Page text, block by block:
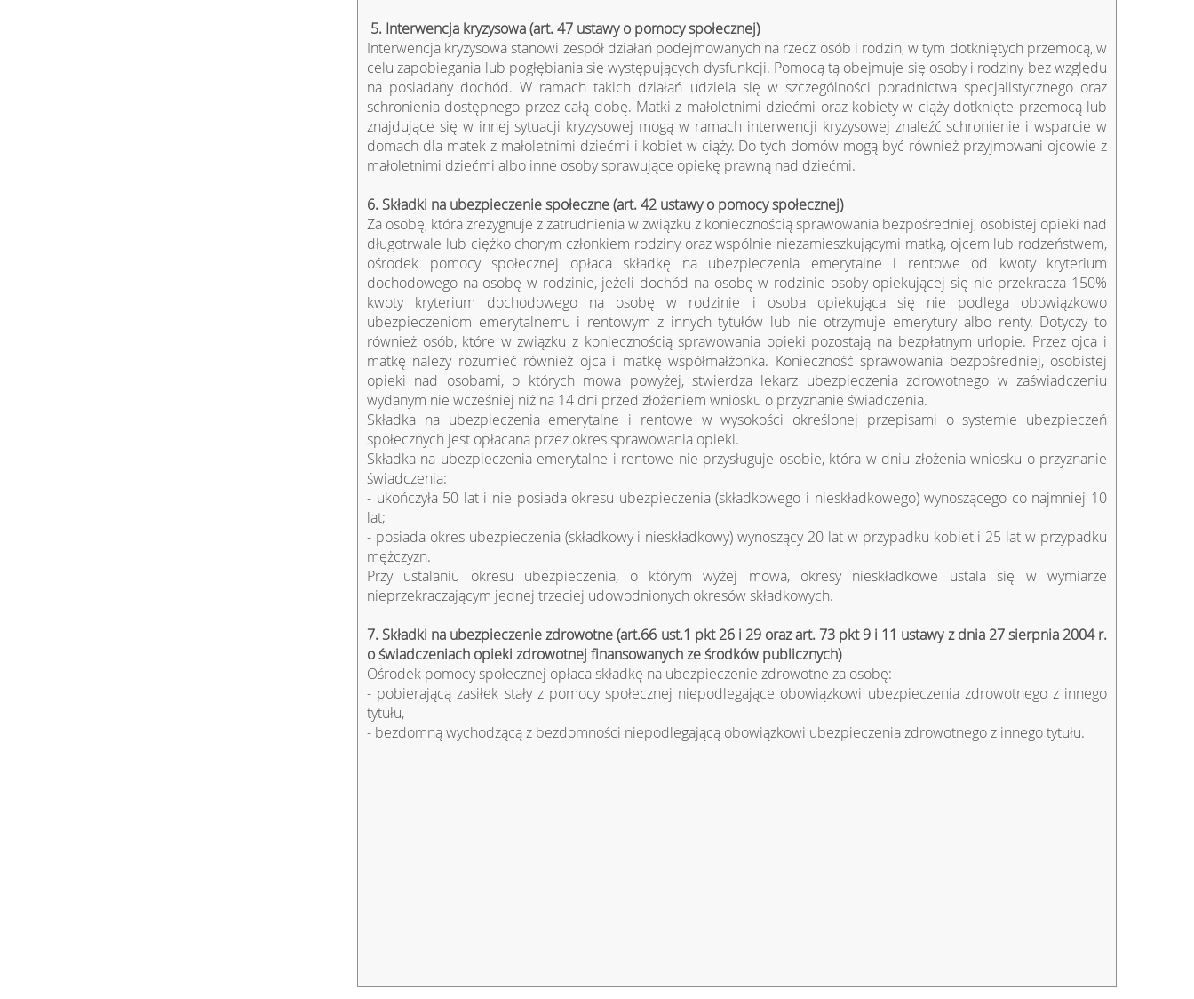
5. Interwencja kryzysowa (art. 47 ustawy o pomocy społecznej)
Interwencja kryzysowa stanowi zespół działań podejmowanych na rzecz osób i rodzin, w tym dotkniętych przemocą, w
celu zapobiegania lub pogłębiania się występujących dysfunkcji. Pomocą tą obejmuje się osoby i rodziny bez względu
na posiadany dochód. W ramach takich działań udziela się w szczególności poradnictwa specjalistycznego oraz
schronienia dostępnego przez całą dobę. Matki z małoletnimi dziećmi oraz kobiety w ciąży dotknięte przemocą lub
znajdujące się w innej sytuacji kryzysowej mogą w ramach interwencji kryzysowej znaleźć schronienie i wsparcie w
domach dla matek z małoletnimi dziećmi i kobiet w ciąży. Do tych domów mogą być również przyjmowani ojcowie z
małoletnimi dziećmi albo inne osoby sprawujące opiekę prawną nad dziećmi.
6. Składki na ubezpieczenie społeczne (art. 42 ustawy o pomocy społecznej)
Za osobę, która zrezygnuje z zatrudnienia w związku z koniecznością sprawowania bezpośredniej, osobistej opieki nad
długotrwale lub ciężko chorym członkiem rodziny oraz wspólnie niezamieszkującymi matką, ojcem lub rodzeństwem,
ośrodek pomocy społecznej opłaca składkę na ubezpieczenia emerytalne i rentowe od kwoty kryterium
dochodowego na osobę w rodzinie, jeżeli dochód na osobę w rodzinie osoby opiekującej się nie przekracza 150%
kwoty kryterium dochodowego na osobę w rodzinie i osoba opiekująca się nie podlega obowiązkowo
ubezpieczeniom emerytalnemu i rentowym z innych tytułów lub nie otrzymuje emerytury albo renty. Dotyczy to
również osób, które w związku z koniecznością sprawowania opieki pozostają na bezpłatnym urlopie. Przez ojca i
matkę należy rozumieć również ojca i matkę współmałżonka. Konieczność sprawowania bezpośredniej, osobistej
opieki nad osobami, o których mowa powyżej, stwierdza lekarz ubezpieczenia zdrowotnego w zaświadczeniu
wydanym nie wcześniej niż na 14 dni przed złożeniem wniosku o przyznanie świadczenia.
Składka na ubezpieczenia emerytalne i rentowe w wysokości określonej przepisami o systemie ubezpieczeń
społecznych jest opłacana przez okres sprawowania opieki.
Składka na ubezpieczenia emerytalne i rentowe nie przysługuje osobie, która w dniu złożenia wniosku o przyznanie
świadczenia:
- ukończyła 50 lat i nie posiada okresu ubezpieczenia (składkowego i nieskładkowego) wynoszącego co najmniej 10
lat;
- posiada okres ubezpieczenia (składkowy i nieskładkowy) wynoszący 20 lat w przypadku kobiet i 25 lat w przypadku
mężczyzn.
Przy ustalaniu okresu ubezpieczenia, o którym wyżej mowa, okresy nieskładkowe ustala się w wymiarze
nieprzekraczającym jednej trzeciej udowodnionych okresów składkowych.
7. Składki na ubezpieczenie zdrowotne (art.66 ust.1 pkt 26 i 29 oraz art. 73 pkt 9 i 11 ustawy z dnia 27 sierpnia 2004 r.
o świadczeniach opieki zdrowotnej finansowanych ze środków publicznych)
Ośrodek pomocy społecznej opłaca składkę na ubezpieczenie zdrowotne za osobę:
- pobierającą zasiłek stały z pomocy społecznej niepodlegające obowiązkowi ubezpieczenia zdrowotnego z innego
tytułu,
- bezdomną wychodzącą z bezdomności niepodlegającą obowiązkowi ubezpieczenia zdrowotnego z innego tytułu.